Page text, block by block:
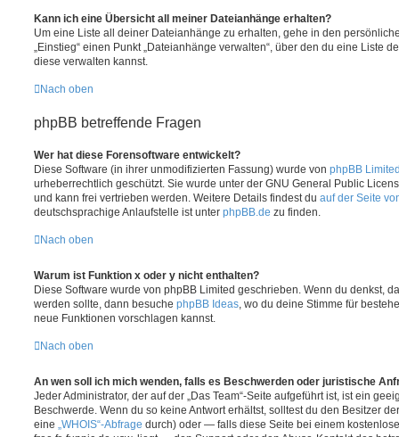
Kann ich eine Übersicht all meiner Dateianhänge erhalten?
Um eine Liste all deiner Dateianhänge zu erhalten, gehe in den
„Einstieg“ einen Punkt „Dateianhänge verwalten“, über den du eine Liste
diese verwalten kannst.
Nach oben
phpBB betreffende Fragen
Wer hat diese Forensoftware entwickelt?
Diese Software (in ihrer unmodifizierten Fassung) wurde von phpBB
urheberrechtlich geschützt. Sie wurde unter der GNU General Public
und kann frei vertrieben werden. Weitere Details findest du auf der Seite
deutschsprachige Anlaufstelle ist unter phpBB.de zu finden.
Nach oben
Warum ist Funktion x oder y nicht enthalten?
Diese Software wurde von phpBB Limited geschrieben. Wenn du denkst,
werden sollte, dann besuche phpBB Ideas , wo du deine Stimme für
neue Funktionen vorschlagen kannst.
Nach oben
An wen soll ich mich wenden, falls es Beschwerden oder juristische
Jeder Administrator, der auf der „Das Team“-Seite aufgeführt ist, ist ein
Beschwerde. Wenn du so keine Antwort erhältst, solltest du den Besitzer
eine „WHOIS“-Abfrage durch) oder — falls diese Seite bei einem